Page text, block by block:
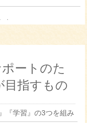
た♪
棟式
新設備を導入しまし
ートのた
目指すもの
『学習』の3つを組み